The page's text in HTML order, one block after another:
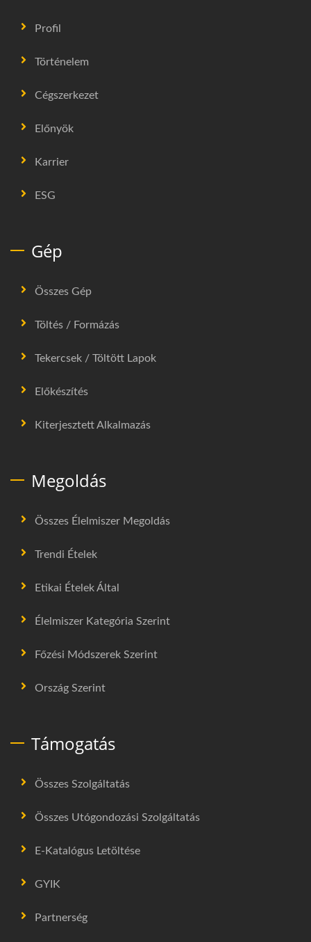
Profil
Történelem
Cégszerkezet
Előnyök
Karrier
ESG
Gép
Összes Gép
Töltés / Formázás
Tekercsek / Töltött Lapok
Előkészítés
Kiterjesztett Alkalmazás
Megoldás
Összes Élelmiszer Megoldás
Trendi Ételek
Etikai Ételek Által
Élelmiszer Kategória Szerint
Főzési Módszerek Szerint
Ország Szerint
Támogatás
Összes Szolgáltatás
Összes Utógondozási Szolgáltatás
E-Katalógus Letöltése
GYIK
Partnerség